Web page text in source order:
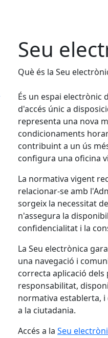
Seu
Què és la Seu
És un espai electrònic
d'accés únic a
representa una nova
condicionaments
contribuint a un ús
configura una oficina
La normativa vigent
relacionar-se amb
sorgeix la necessitat
n'assegura la
confidencialitat i la
La Seu electrònica
una navegació i
correcta aplicació
responsabilitat,
normativa establerta,
a la ciutadania.
Accés a la Seu